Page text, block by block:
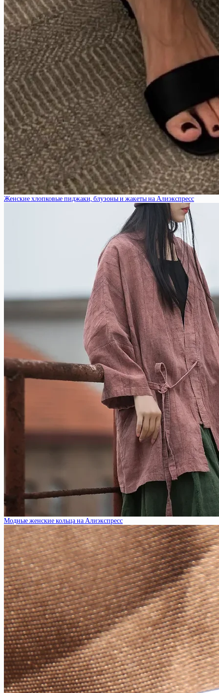
Женские хлопковые пиджаки, блузоны и жакеты на Алиэкспресс
Модные женские кольца на Алиэкспресс